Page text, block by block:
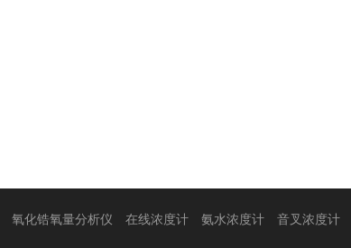
氧化锆氧量分析仪 在线浓度计 氨水浓度计 音叉浓度计